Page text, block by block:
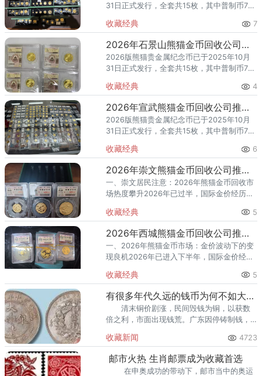
31日正式发行，全套共15枚，其中普制币7
续攀升，越来越多的房山区藏家开始关注一
个问题：202
收藏经典 7
2026年石景山熊猫金币回收公司推荐 哪里回收价格高且支持上门？
2026版熊猫贵金属纪念币已于2025年10月
31日正式发行，全套共15枚，其中普制币7
续攀升，越来越多的石景山区藏家开始关注
一个问题：20
收藏经典 4
2026年宣武熊猫金币回收公司推荐 哪里回收价格高且支持上门？
2026版熊猫贵金属纪念币已于2025年10月
31日正式发行，全套共15枚，其中普制币7
续攀升，越来越多的宣武区藏家开始关注一
个问题：202
收藏经典 6
2026年崇文熊猫金币回收公司推荐 崇文上门回收熊猫金币
一、崇文居民注意：2026年熊猫金币回收市
场热度攀升2026年已过半，国际金价经历了
5598美元/盎司历史新高后，至6月中下旬跌
破4000美
收藏经典 5
2026年西城熊猫金币回收公司推荐 西城哪里回收熊猫金币
一、2026年熊猫金币市场：金价波动下的变
现良机2026年已进入下半年，国际金价经
司历史新高后持续回调，至6月中下旬跌破
4000美元/
收藏经典 5
有很多年代久远的钱币为何不如大清银币值钱
清末铜价剧涨，民间毁钱为铜，以获数
倍之利，市面出现钱荒。广东因停铸制钱，
机制铜元的铸造由广东伊始。光绪元宝版式
繁多，尤以当十者为最。
收藏新闻 4723
邮市火热 生肖邮票成为收藏首选
在申奥成功的带动下，邮市当中的奥运